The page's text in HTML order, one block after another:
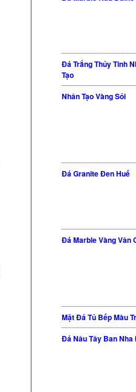
Đá Trắng Thủy Tinh
Tạo
Nhân Tạo Vàng Sỏi
Đá Granite Đen Huế
Đá Marble Vàng Vân
Mặt Đá Tủ Bếp Màu
Đá Nâu Tây Ban Nha